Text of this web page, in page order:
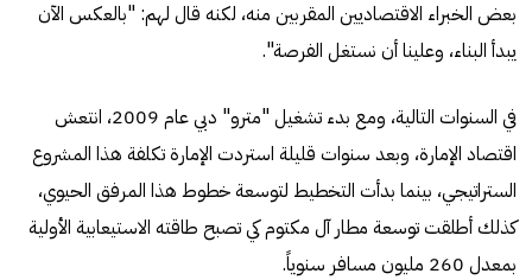
بعض الخبراء الاقتصاديين المقربين منه، لكنه قال لهم: "بالعكس الآن
يبدأ البناء، وعلينا أن نستغل الفرصة".
في السنوات التالية، ومع بدء تشغيل "مترو" دبي عام 2009، انتعش
اقتصاد الإمارة، وبعد سنوات قليلة استردت الإمارة تكلفة هذا المشروع
الستراتيجي، بينما بدأت التخطيط لتوسعة خطوط هذا المرفق الحيوي،
كذلك أطلقت توسعة مطار آل مكتوم كي تصبح طاقته الاستيعابية الأولية
بمعدل 260 مليون مسافر سنوياً.